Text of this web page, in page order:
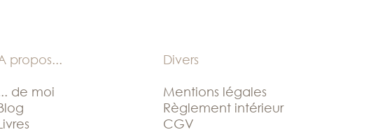
propos...
de moi
Divers
Mentions légales
Règlement intérieur
CGV